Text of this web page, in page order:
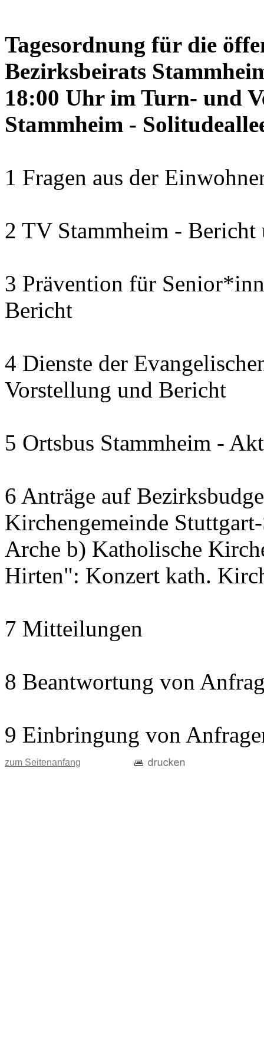
Tagesordnung für die
Bezirksbeirats
18:00 Uhr im Turn- und
Stammheim -
1 Fragen aus der
2 TV Stammheim - Bericht
3 Prävention für
Bericht
4 Dienste der
Vorstellung und Bericht
5 Ortsbus Stammheim -
6 Anträge auf
Kirchengemeinde
Arche b) Katholische
Hirten": Konzert kath.
7 Mitteilungen
8 Beantwortung von
9 Einbringung von
zum Seitenanfang